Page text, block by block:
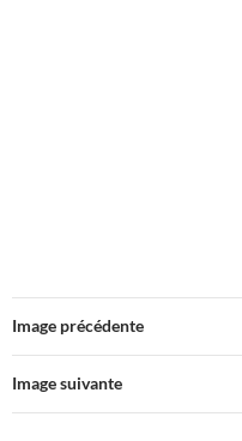
Image précédente
Image suivante